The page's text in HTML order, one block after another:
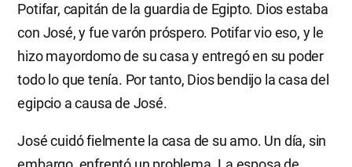
Potifar, capitán de la guardia de Egipto. Dios estaba
con José, y fue varón próspero. Potifar vio eso, y le
hizo mayordomo de su casa y entregó en su poder
todo lo que tenía. Por tanto, Dios bendijo la casa del
egipcio a causa de José.
José cuidó fielmente la casa de su amo. Un día, sin